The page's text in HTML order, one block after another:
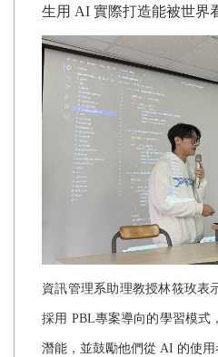
生用 AI 實際打造能被世界
資訊管理系助理教授林筱玫表
採用 PBL專案導向的學習模式
潛能，並鼓勵他們從 AI 的使用